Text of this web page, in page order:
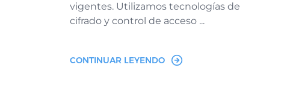
vigentes. Utilizamos tecnologías de
cifrado y control de acceso ...
CONTINUAR LEYENDO